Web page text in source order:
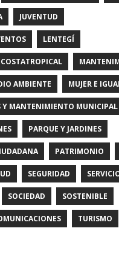
JUVENTUD
LENTEGÍ
AMBIENTE MUJER E
Y MANTENIMIENTO MUNICIPAL
PARQUE Y JARDINES
PATRIMONIO
SEGURIDAD
SOCIEDAD SOSTENIBLE
TURISMO